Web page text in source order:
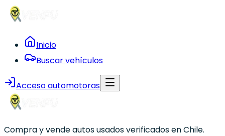
Inicio
Buscar vehículos
Acceso automotoras
Compra y vende autos usados verificados en Chile.